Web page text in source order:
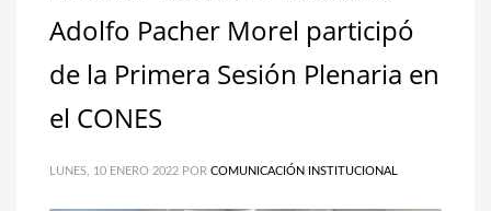
Adolfo Pacher Morel participó
de la Primera Sesión Plenaria en
el CONES
LUNES, 10 ENERO 2022 POR COMUNICACIÓN INSTITUCIONAL